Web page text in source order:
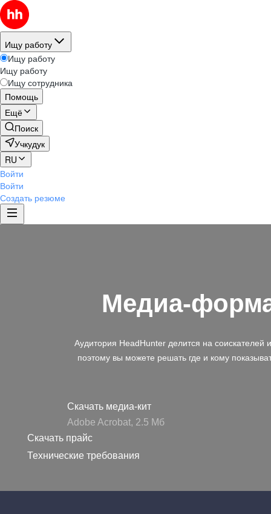
Ищу работу
Ищу работу
Ищу работу
Ищу сотрудника
Помощь
Ещё
Поиск
Учкудук
RU
Войти
Войти
Создать резюме
Медиа-
Аудитория HeadHunter делится на соискателей
поэтому вы можете решать где и кому
Скачать медиа-кит
Adobe Acrobat, 2.5 Mб
Скачать прайс
Технические требования